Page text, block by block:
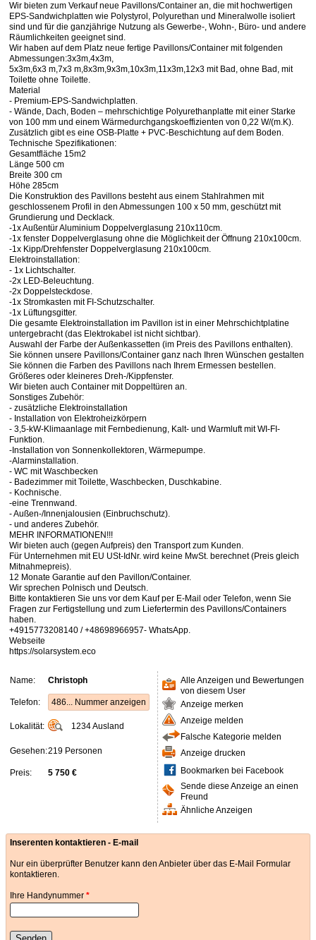
Wir bieten zum Verkauf neue Pavillons/Container an, die mit hochwertigen
EPS-Sandwichplatten wie Polystyrol, Polyurethan und Mineralwolle isoliert
sind und für die ganzjährige Nutzung als Gewerbe-, Wohn-, Büro- und andere
Räumlichkeiten geeignet sind.
Wir haben auf dem Platz neue fertige Pavillons/Container mit folgenden
Abmessungen:3x3m,4x3m,
5x3m,6x3 m,7x3 m,8x3m,9x3m,10x3m,11x3m,12x3 mit Bad, ohne Bad, mit
Toilette ohne Toilette.
Material
- Premium-EPS-Sandwichplatten.
- Wände, Dach, Boden – mehrschichtige Polyurethanplatte mit einer Starke
von 100 mm und einem Wärmedurchgangskoeffizienten von 0,22 W/(m.K).
Zusätzlich gibt es eine OSB-Platte + PVC-Beschichtung auf dem Boden.
Technische Spezifikationen:
Gesamtfläche 15m2
Länge 500 cm
Breite 300 cm
Höhe 285cm
Die Konstruktion des Pavillons besteht aus einem Stahlrahmen mit
geschlossenem Profil in den Abmessungen 100 x 50 mm, geschützt mit
Grundierung und Decklack.
-1x Außentür Aluminium Doppelverglasung 210x110cm.
-1x fenster Doppelverglasung ohne die Möglichkeit der Öffnung 210x100cm.
-1x Kipp/Drehfenster Doppelverglasung 210x100cm.
Elektroinstallation:
- 1x Lichtschalter.
-2x LED-Beleuchtung.
-2x Doppelsteckdose.
-1x Stromkasten mit FI-Schutzschalter.
-1x Lüftungsgitter.
Die gesamte Elektroinstallation im Pavillon ist in einer Mehrschichtplatine
untergebracht (das Elektrokabel ist nicht sichtbar).
Auswahl der Farbe der Außenkassetten (im Preis des Pavillons enthalten).
Sie können unsere Pavillons/Container ganz nach Ihren Wünschen gestalten
Sie können die Farben des Pavillons nach Ihrem Ermessen bestellen.
Größeres oder kleineres Dreh-/Kippfenster.
Wir bieten auch Container mit Doppeltüren an.
Sonstiges Zubehör:
- zusätzliche Elektroinstallation
- Installation von Elektroheizkörpern
- 3,5-kW-Klimaanlage mit Fernbedienung, Kalt- und Warmluft mit WI-FI-
Funktion.
-Installation von Sonnenkollektoren, Wärmepumpe.
-Alarminstallation.
- WC mit Waschbecken
- Badezimmer mit Toilette, Waschbecken, Duschkabine.
- Kochnische.
-eine Trennwand.
- Außen-/Innenjalousien (Einbruchschutz).
- und anderes Zubehör.
MEHR INFORMATIONEN!!!
Wir bieten auch (gegen Aufpreis) den Transport zum Kunden.
Für Unternehmen mit EU USt-IdNr. wird keine MwSt. berechnet (Preis gleich
Mitnahmepreis).
12 Monate Garantie auf den Pavillon/Container.
Wir sprechen Polnisch und Deutsch.
Bitte kontaktieren Sie uns vor dem Kauf per E-Mail oder Telefon, wenn Sie
Fragen zur Fertigstellung und zum Liefertermin des Pavillons/Containers
haben.
+4915773208140 / +48698966957- WhatsApp.
Webseite
https://solarsystem.eco
Name: Christoph
Telefon: 486... Nummer anzeigen
Lokalität: 1234Ausland
Gesehen:219 Personen
Preis: 5 750 €
Alle Anzeigen und Bewertungen
von diesem User
Anzeige merken
Anzeige melden
Falsche Kategorie melden
Anzeige drucken
Bookmarken bei Facebook
Sende diese Anzeige an einen
Freund
Ähnliche Anzeigen
Inserenten kontaktieren - E-mail
Nur ein überprüfter Benutzer kann den Anbieter über das E-Mail Formular
kontaktieren.
Ihre Handynummer *